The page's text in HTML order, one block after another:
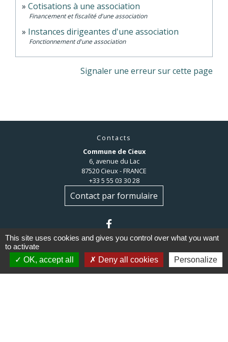
Cotisations à une association
Financement et fiscalité d'une association
Instances dirigeantes d'une association
Fonctionnement d'une association
Signaler une erreur sur cette page
Contacts
Commune de Cieux
6, avenue du Lac
87520 Cieux - FRANCE
+33 5 55 03 30 28
Contact par formulaire
This site uses cookies and gives you control over what you want
to activate
OK, accept all
Deny all cookies Personalize